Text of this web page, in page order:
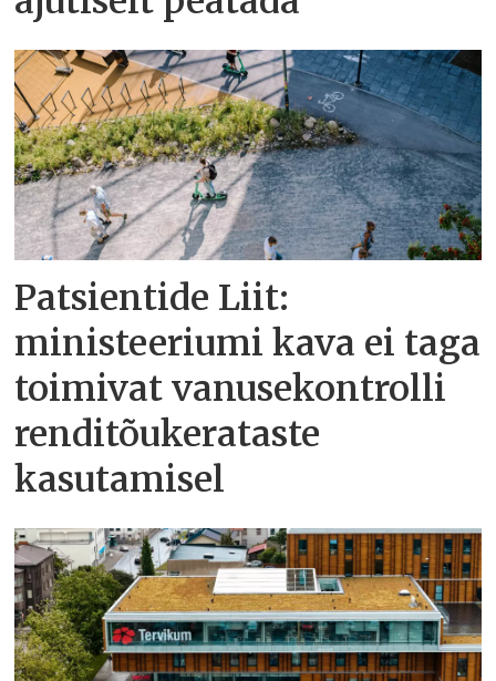
Patsientide Liit:
ministeeriumi kava ei taga
toimivat vanusekontrolli
renditõukerataste
kasutamisel